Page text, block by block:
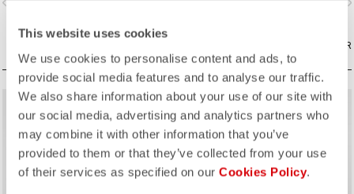
This website uses cookies
We use cookies to personalise content and ads, to
provide social media features and to analyse our traffic.
We also share information about your use of our site with
our social media, advertising and analytics partners who
may combine it with other information that you’ve
provided to them or that they’ve collected from your use
of their services as specified on our Cookies Policy.
COMPARAR
sell sell